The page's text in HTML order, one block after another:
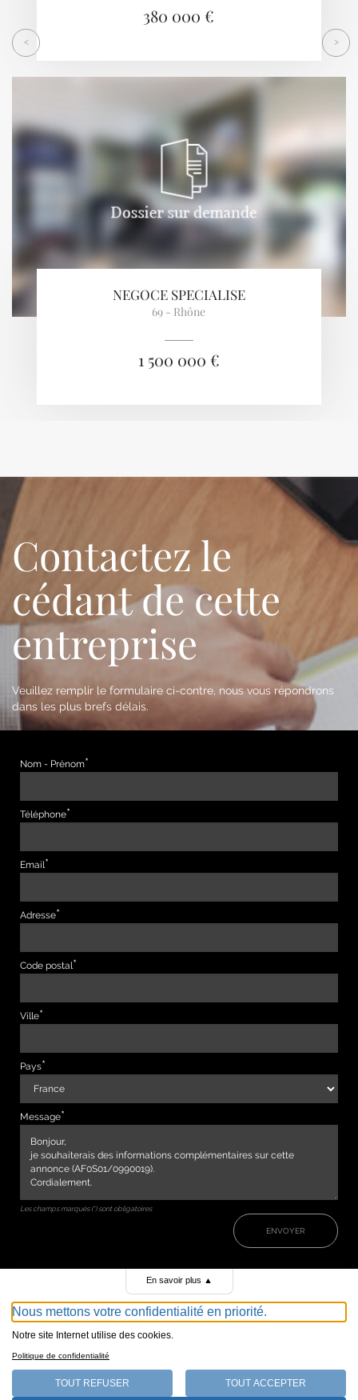
380 000 €
NEGOCE SPECIALISE
69 - Rhône
1 500 000 €
< >
Contactez le
cédant de cette
entreprise
Veuillez remplir le formulaire ci-contre, nous vous répondrons
dans les plus brefs délais.
Nom - Prénom
Téléphone
Email
Adresse
Code postal
Ville
Pays
Message
Les champs marqués (*) sont obligatoires
ENVOYER
147, avenue de Malakoff 75116 Paris
En savoir plus ▲
Nous mettons votre confidentialité en priorité.
Notre site Internet utilise des cookies.
Politique de confidentialité
TOUT REFUSER TOUT ACCEPTER